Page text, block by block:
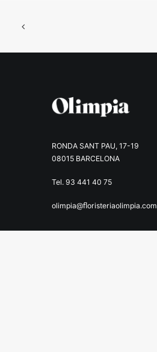
RONDA SANT PAU, 17-19
08015 BARCELONA
Tel. 93 441 40 75
olimpia@ﬂoristeriaolimpia.com